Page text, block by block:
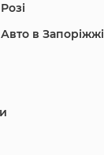
Land Rover
Розі
Авто в Запоріжжі